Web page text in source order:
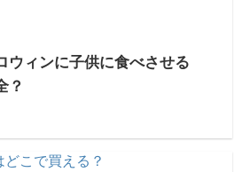
ウィンに子供に食べさせる
？